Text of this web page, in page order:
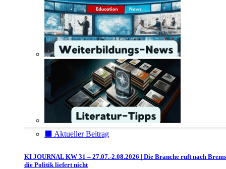
⬛️ Aktueller Beitrag
KI JOURNAL KW 31 – 27.07.-2.08.2026 | Die Branche ruft nach
die Politik liefert nicht